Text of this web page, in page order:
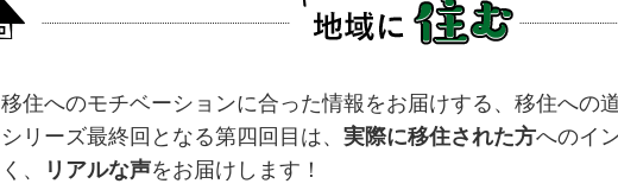
移住へのモチベーションに合った情報をお届けする、移住への
シリーズ最終回となる第四回目は、 実際に移住された方へのイ
く、
リアルな声をお届けします！